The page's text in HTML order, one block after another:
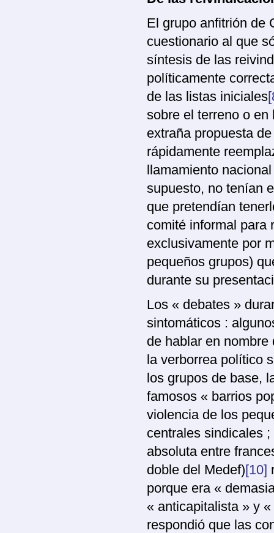
El grupo anfitrión de
cuestionario al que
síntesis de las
políticamente
de las listas iniciales
sobre el terreno o en
extraña propuesta
rápidamente
llamamiento
supuesto, no tenían
que pretendían
comité informal para
exclusivamente por
pequeños grupos)
durante su
Los « debates »
sintomáticos :
de hablar en
la verborrea político
los grupos de base,
famosos « barrios
violencia de los
centrales sindicales
absoluta entre
doble del Medef)[10]
porque era «
« anticapitalista » y
respondió que las